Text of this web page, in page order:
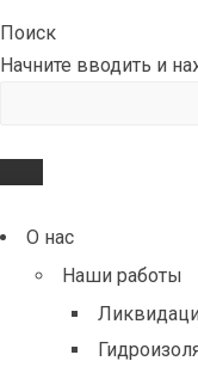
Поиск
Начните вводить и
О нас
Наши работы